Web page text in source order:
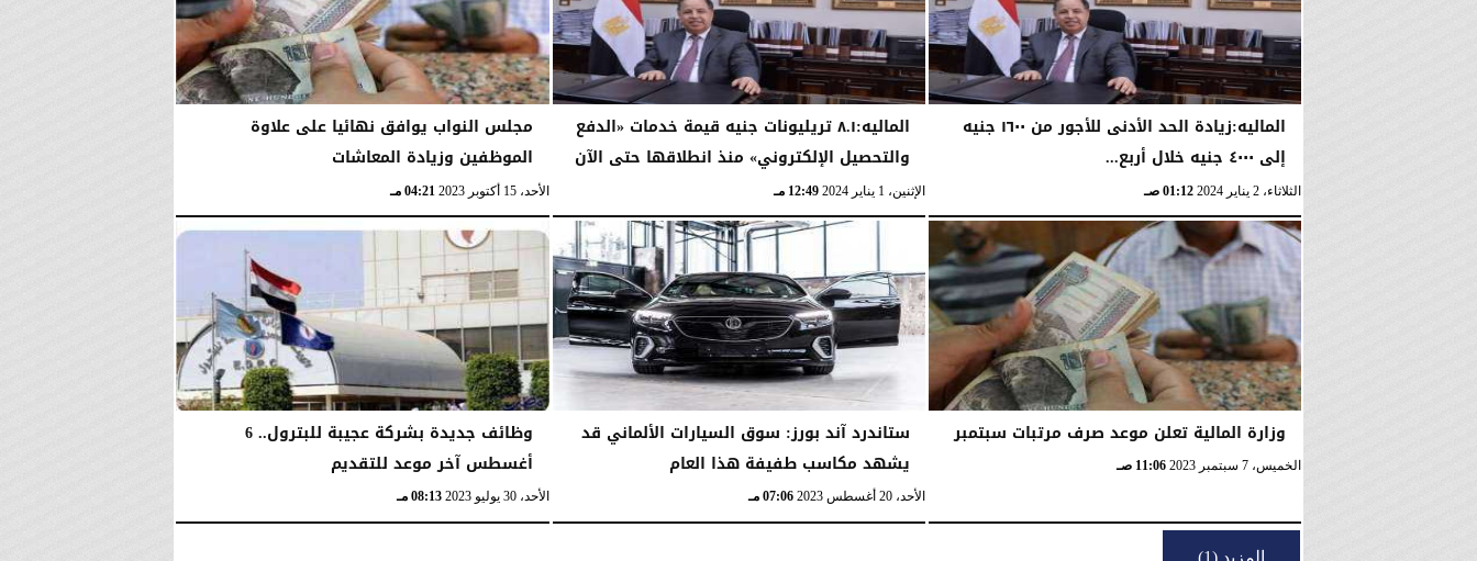
الماليه:زيادة الحد الأدنى للأجور من ١٦٠٠ جنيه
إلى ٤٠٠٠ جنيه خلال أربع...
الثلاثاء، 2 يناير 2024 01:12 صـ
الماليه:٨.١ تريليونات جنيه قيمة خدمات «الدفع
والتحصيل الإلكتروني» منذ انطلاقها حتى الآن
الإثنين، 1 يناير 2024 12:49 مـ
مجلس النواب يوافق نهائيا على علاوة
الموظفين وزيادة المعاشات
الأحد، 15 أكتوبر 2023 04:21 مـ
وزارة المالية تعلن موعد صرف مرتبات سبتمبر
الخميس، 7 سبتمبر 2023 11:06 صـ
ستاندرد آند بورز: سوق السيارات الألماني قد
يشهد مكاسب طفيفة هذا العام
الأحد، 20 أغسطس 2023 07:06 مـ
وظائف جديدة بشركة عجيبة للبترول.. 6
أغسطس آخر موعد للتقديم
الأحد، 30 يوليو 2023 08:13 مـ